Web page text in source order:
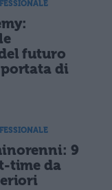
futuro
di
9
time da